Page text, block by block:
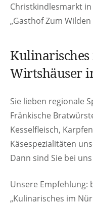
Christkindlesmarkt
„Gasthof Zum Wilden
Wirtshäuser
Sie lieben regionale
Fränkische
Kesselfleisch,
Käsespezialitäten
Dann sind Sie bei
Unsere Empfehlung:
„Kulinarisches im